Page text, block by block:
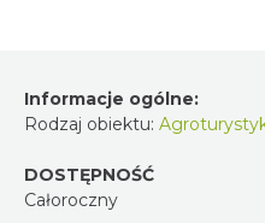
Informacje ogólne:
Rodzaj obiektu:
DOSTĘPNOŚĆ
Całoroczny